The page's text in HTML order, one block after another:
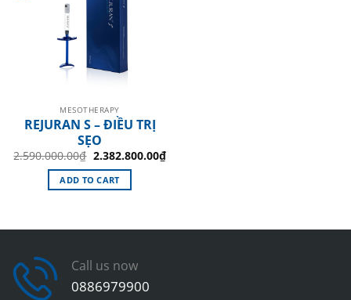
MESOTHERAPY
REJURAN S – ĐIỀU TRỊ
SẸO
2.590.000.00₫ Original
price
was:
2.590.000.00₫.
2.382.800.00₫Current
price
ADD TO CART
Call us now
0886979900